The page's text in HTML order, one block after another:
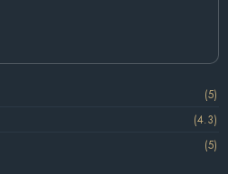
(5)
(4.3)
(5)